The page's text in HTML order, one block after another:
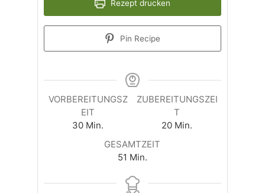
Rezept drucken
Pin Recipe
VORBEREITUNGSZ
EIT
30Minuten
Min.
ZUBEREITUNGSZEI
T
20Minuten
Min.
GESAMTZEIT
51 Minuten
Min.